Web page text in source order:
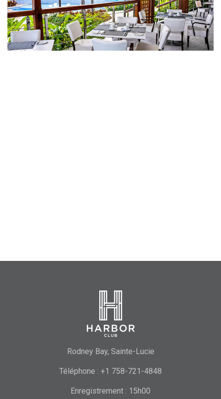
Rodney Bay, Sainte-Lucie
Téléphone : +1 758-721-4848
Enregistrement : 15h00